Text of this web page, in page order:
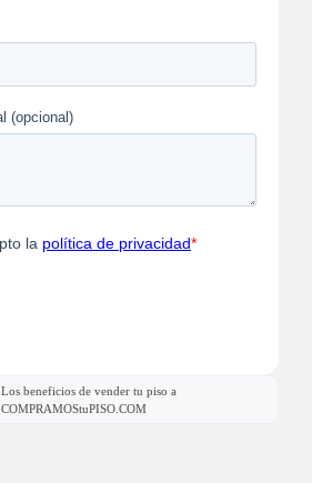
Los beneficios de vender tu piso a
COMPRAMOStuPISO.COM